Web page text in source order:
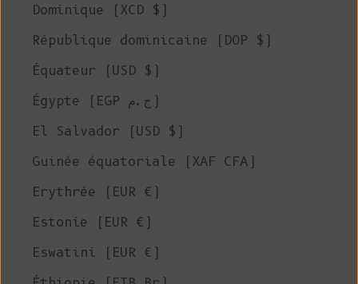
Dominique (XCD $)
République dominicaine (DOP $)
Équateur (USD $)
Égypte (EGP ج.م)
El Salvador (USD $)
Guinée équatoriale (XAF CFA)
Erythrée (EUR €)
Estonie (EUR €)
Eswatini (EUR €)